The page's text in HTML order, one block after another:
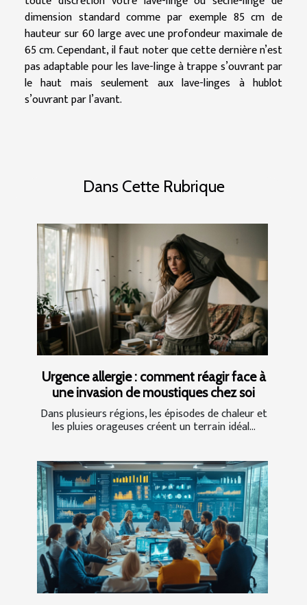
dimension standard comme par exemple 85 cm de
hauteur sur 60 large avec une profondeur maximale de
65 cm. Cependant, il faut noter que cette dernière n’est
pas adaptable pour les lave-linge à trappe s’ouvrant par
le haut mais seulement aux lave-linges à hublot
s’ouvrant par l’avant.
Dans Cette Rubrique
Urgence allergie : comment réagir face à
une invasion de moustiques chez soi
Dans plusieurs régions, les épisodes de chaleur et
les pluies orageuses créent un terrain idéal...